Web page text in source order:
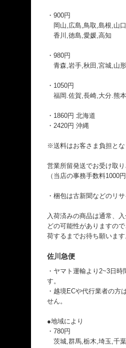
・900円
岡山,広島,鳥取,島根,山口
香川,徳島,愛媛,高知
・980円
青森,岩手,秋田,宮城,山
・1050円
福岡.佐賀,長崎,大分.熊
・1860円 北海道
・2420円 沖縄
※送料はお客さま負担とな
営業所留発送でお受け取
（当店の事務手数料1000
・梱包は古新聞などのリ
入荷済みの商品は通常、
どの可能性がありますの
荷するまでお待ち願います
佐川急便
・ヤマト運輸より2~3日
す。
・越境ECや代行業者の方
せん。
●地域により
・780円
茨城,群馬,栃木,埼玉,千